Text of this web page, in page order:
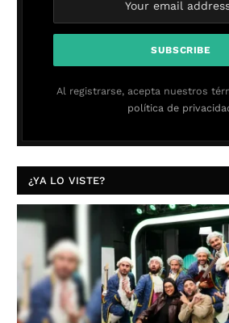
Al registrarse, acepta nuestros
política de
¿YA LO VISTE?